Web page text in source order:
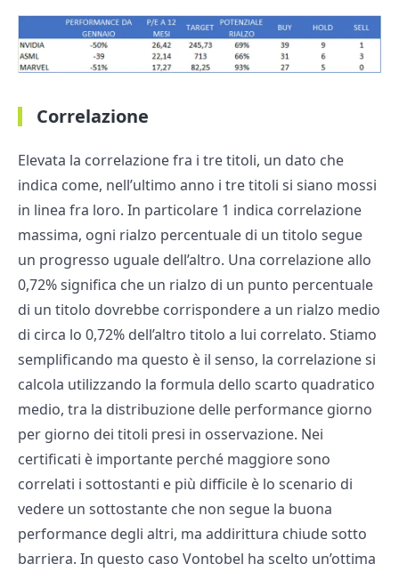
Correlazione
Elevata la correlazione fra i tre titoli, un dato che
indica come, nell’ultimo anno i tre titoli si siano mossi
in linea fra loro. In particolare 1 indica correlazione
massima, ogni rialzo percentuale di un titolo segue
un progresso uguale dell’altro. Una correlazione allo
0,72% significa che un rialzo di un punto percentuale
di un titolo dovrebbe corrispondere a un rialzo medio
di circa lo 0,72% dell’altro titolo a lui correlato. Stiamo
semplificando ma questo è il senso, la correlazione si
calcola utilizzando la formula dello scarto quadratico
medio, tra la distribuzione delle performance giorno
per giorno dei titoli presi in osservazione. Nei
certificati è importante perché maggiore sono
correlati i sottostanti e più difficile è lo scenario di
vedere un sottostante che non segue la buona
performance degli altri, ma addirittura chiude sotto
barriera. In questo caso Vontobel ha scelto un’ottima